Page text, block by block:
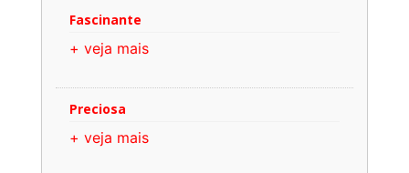
Fascinante
+ veja mais
Preciosa
+ veja mais